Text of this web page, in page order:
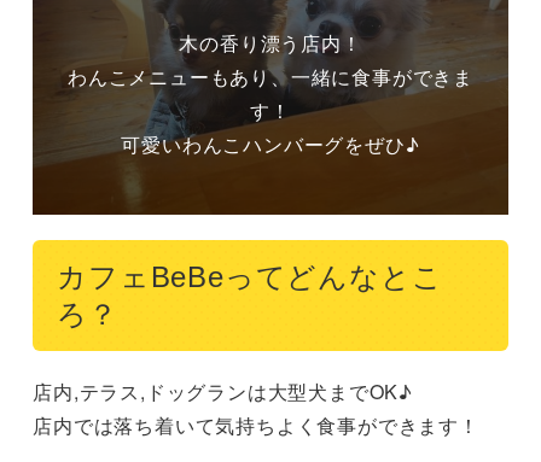
木の香り漂う店内！
わんこメニューもあり、一緒に食事ができま
す！
可愛いわんこハンバーグをぜひ♪
カフェBeBeってどんなとこ
ろ？
店内,テラス,ドッグランは大型犬までOK♪
店内では落ち着いて気持ちよく食事ができます！